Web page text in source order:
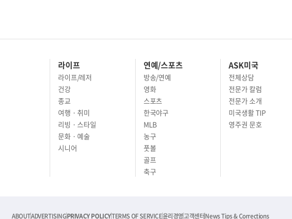
라이프
라이프/레저
건강
종교
여행 · 취미
리빙 · 스타일
문화 · 예술
시니어
연예/스포츠
방송/연예
영화
스포츠
한국야구
MLB
농구
풋볼
골프
축구
ASK미국
전체상담
전문가 칼럼
전문가 소개
미국생활 TIP
영주권 문호
ABOUTADVERTISINGPRIVACY POLICYTERMS OF SERVICE윤리경영고객센터News Tips & Corrections